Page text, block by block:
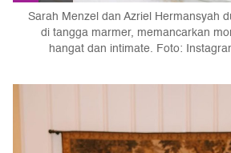
Sarah Menzel dan Azriel Hermansyah
di tangga marmer, memancarkan
hangat dan intimate. Foto: